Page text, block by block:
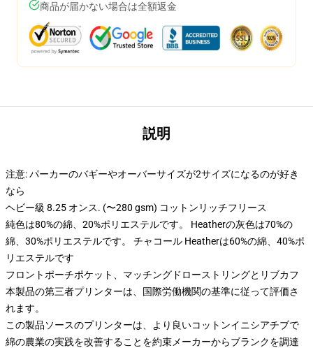
商品が届かない場合は全額返金
説明
注意: パーカーのバギーやオーバーサイズが2サイズになるのが好き
なら
ヘビー級 8.25 オンス. (〜280 gsm) コットンリッチフリース
純色は80%の綿、20%ポリエステルです。 Heatherの灰色は70%の
綿、30%ポリエステルです。 チャコール Heatherは60%の綿、40%ポ
リエステルです
フロントポーチポケット、マッチングドローストリングとリブカフ
本製品の第三者プリンターは、国際労働機関の基準に従って評価さ
れます。
この製品ソースのプリンターは、より良いコットンイニシアチブで
綿の農業の実践を改善することを約束メーカーからブランクを調達